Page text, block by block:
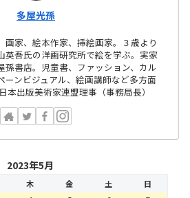
多屋光孫
画家、絵本作家、挿絵画家。３歳より
英吾氏の洋画研究所で絵を学ぶ。実家
孫書店。児童書、ファッション、カル
ーンビジュアル、絵画講師など多方面
本出版美術家連盟理事（事務局長）
2023年5月
木 金 土
日